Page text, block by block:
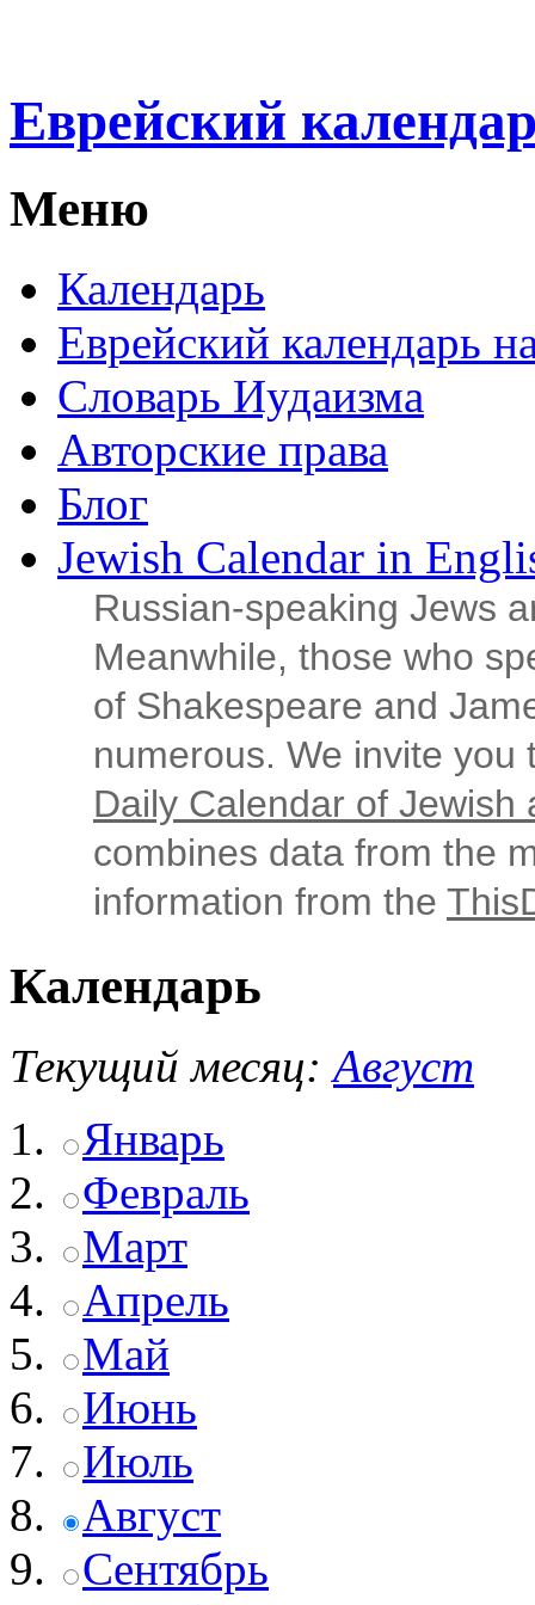
Еврейский
Меню
Календарь
Еврейский календарь
Словарь Иудаизма
Авторские права
Блог
Jewish Calendar in
Russian‑speaking Jews
Meanwhile, those who
of Shakespeare and
numerous. We invite
Daily Calendar of Jewish
combines data from the
information from the
Календарь
Текущий месяц: Август
Январь
Февраль
Март
Апрель
Май
Июнь
Июль
Август
Сентябрь